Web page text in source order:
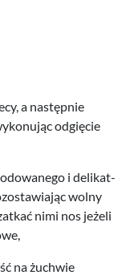
a następ­nie
odg­ię­cie
i delikat­
wolny
nimi nos jeżeli
na żuch­wie